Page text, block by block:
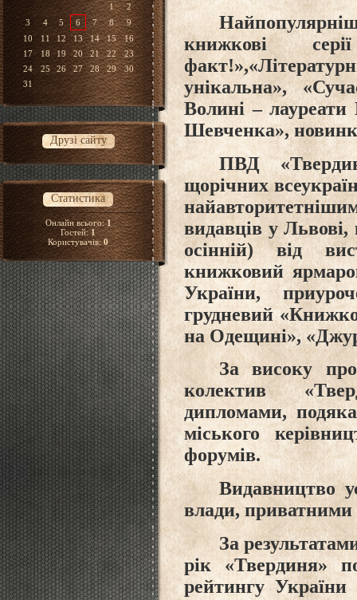
1
2
3
4 5 6 7 8
9
10
11 12 13 14 15
16
17
18 19 20 21 22
23
24
25 26 27 28 29
30
31
Друзі сайту
Статистика
Онлайн всього:1
Гостей:1
Користувачів:0
книжкові
унікальна»,
Волині – лауреати
Шевченка»,
ПВД
щорічних
видавців у
осінній) від
книжковий
України,
грудневий
на Одещині»,
За високу
колектив
дипломами,
міського
форумів.
Видавництво
влади, приватними
За
рік «Твердиня»
рейтингу